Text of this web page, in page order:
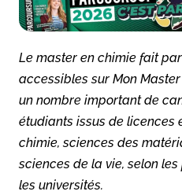
Le master en chimie fait
accessibles sur Mon
un nombre important de
étudiants issus de licences
chimie, sciences des
sciences de la vie, selon
les universités.